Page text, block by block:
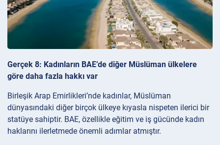
Gerçek 8: Kadınların BAE’de diğer Müslüman ülkelere
göre daha fazla hakkı var
Birleşik Arap Emirlikleri’nde kadınlar, Müslüman
dünyasındaki diğer birçok ülkeye kıyasla nispeten ilerici bir
statüye sahiptir. BAE, özellikle eğitim ve iş gücünde kadın
haklarını ilerletmede önemli adımlar atmıştır.